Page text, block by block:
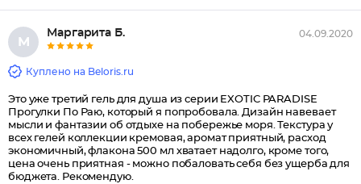
М
Маргарита Б. 04.09.2020
Куплено на Beloris.ru
Это уже третий гель для душа из серии EXOTIC PARADISE
Прогулки По Раю, который я попробовала. Дизайн навевает
мысли и фантазии об отдыхе на побережье моря. Текстура у
всех гелей коллекции кремовая, аромат приятный, расход
экономичный, флакона 500 мл хватает надолго, кроме того,
цена очень приятная - можно побаловать себя без ущерба для
бюджета. Рекомендую.